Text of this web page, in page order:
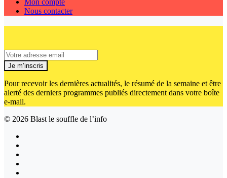
Mon compte
Nous contacter
Je m’inscris
Pour recevoir les dernières actualités, le résumé de la semaine et être
alerté des derniers programmes publiés directement dans votre boîte
e-mail.
© 2026 Blast le souffle de l’info